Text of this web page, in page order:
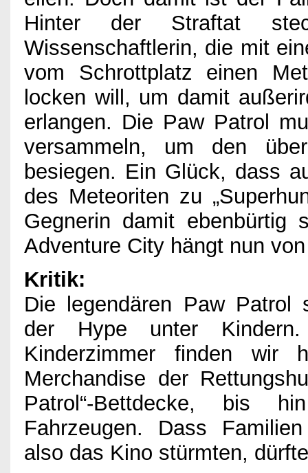
Verlosung
Partner
Impressum
Hinter der Straftat
Wissenschaftlerin, die mit
vom Schrottplatz einen
locken will, um damit
erlangen. Die Paw Patrol
versammeln, um den
besiegen. Ein Glück, dass
des Meteoriten zu
Gegnerin damit ebenbürtig
Adventure City hängt nun
Kritik:
Die legendären Paw Patrol
der Hype unter
Kinderzimmer finden wir
Merchandise der
Patrol“-Bettdecke, bis
Fahrzeugen. Dass
also das Kino stürmten,